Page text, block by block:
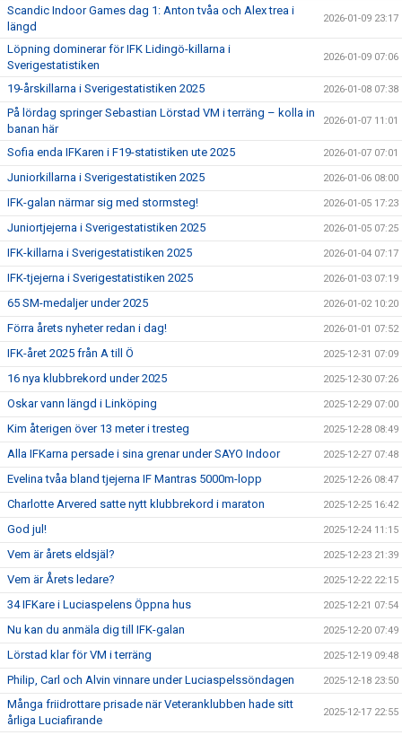
Scandic Indoor Games dag 1: Anton tvåa och Alex trea i
längd
2026-01-09 23:17
Löpning dominerar för IFK Lidingö-killarna i
Sverigestatistiken
2026-01-09 07:06
19-årskillarna i Sverigestatistiken 2025 2026-01-08 07:38
På lördag springer Sebastian Lörstad VM i terräng – kolla in
banan här
2026-01-07 11:01
Sofia enda IFKaren i F19-statistiken ute 2025 2026-01-07 07:01
Juniorkillarna i Sverigestatistiken 2025 2026-01-06 08:00
IFK-galan närmar sig med stormsteg! 2026-01-05 17:23
Juniortjejerna i Sverigestatistiken 2025 2026-01-05 07:25
IFK-killarna i Sverigestatistiken 2025 2026-01-04 07:17
IFK-tjejerna i Sverigestatistiken 2025 2026-01-03 07:19
65 SM-medaljer under 2025 2026-01-02 10:20
Förra årets nyheter redan i dag! 2026-01-01 07:52
IFK-året 2025 från A till Ö 2025-12-31 07:09
16 nya klubbrekord under 2025 2025-12-30 07:26
Oskar vann längd i Linköping 2025-12-29 07:00
Kim återigen över 13 meter i tresteg 2025-12-28 08:49
Alla IFKarna persade i sina grenar under SAYO Indoor 2025-12-27 07:48
Evelina tvåa bland tjejerna IF Mantras 5000m-lopp 2025-12-26 08:47
Charlotte Arvered satte nytt klubbrekord i maraton 2025-12-25 16:42
God jul! 2025-12-24 11:15
Vem är årets eldsjäl? 2025-12-23 21:39
Vem är Årets ledare? 2025-12-22 22:15
34 IFKare i Luciaspelens Öppna hus 2025-12-21 07:54
Nu kan du anmäla dig till IFK-galan 2025-12-20 07:49
Lörstad klar för VM i terräng 2025-12-19 09:48
Philip, Carl och Alvin vinnare under Luciaspelssöndagen 2025-12-18 23:50
Många friidrottare prisade när Veteranklubben hade sitt
årliga Luciafirande
2025-12-17 22:55